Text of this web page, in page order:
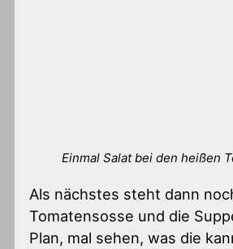
Einmal Salat bei den heißen
Als nächstes steht dann
Tomatensosse und die
Plan, mal sehen, was die